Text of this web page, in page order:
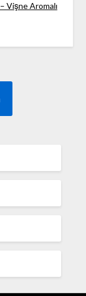
Vişne Aromalı